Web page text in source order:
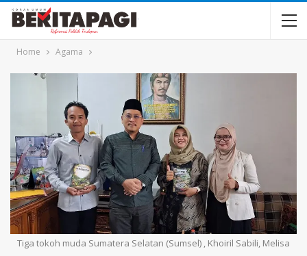
Home Agama
Tiga tokoh muda Sumatera Selatan (Sumsel) , Khoiril Sabili, Melisa